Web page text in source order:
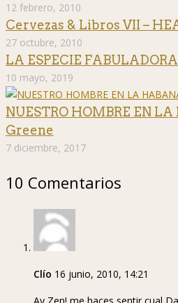
12 febrero, 2010
Cervezas & Libros VII –
27 octubre, 2010
LA ESPECIE
10 mayo, 2019
NUESTRO HOMBRE EN
Greene
7 diciembre, 2017
10 Comentarios
Clío 16 junio, 2010, 14:21